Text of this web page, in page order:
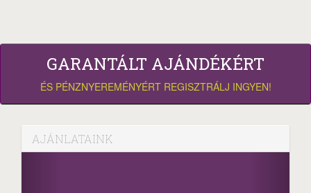
GARANTÁLT AJÁNDÉKÉRT
ÉS PÉNZNYEREMÉNYÉRT REGISZTRÁLJ INGYEN!
AJÁNLATAINK